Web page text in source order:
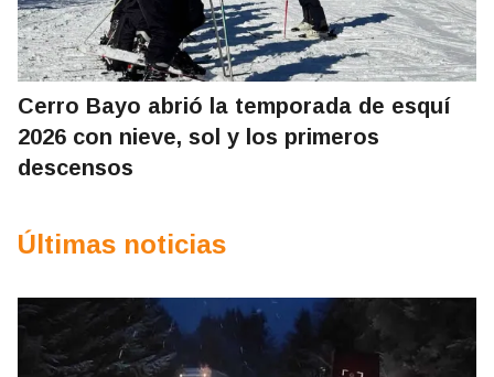
Cerro Bayo abrió la temporada de esquí
2026 con nieve, sol y los primeros
descensos
Últimas noticias